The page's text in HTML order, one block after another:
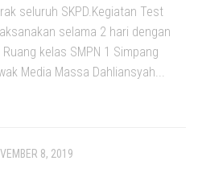
seluruh SKPD.Kegiatan Test
selama 2 hari dengan
kelas SMPN 1 Simpang
Media Massa Dahliansyah...
8, 2019